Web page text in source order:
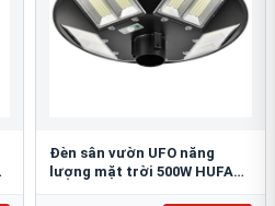
Đèn sân vườn UFO năng
lượng mặt trời 500W HUFA